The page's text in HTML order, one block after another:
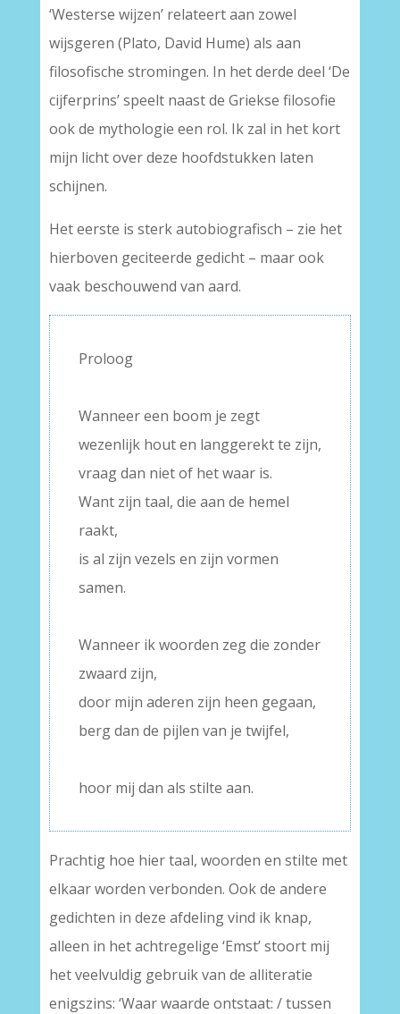
‘Westerse wijzen’ relateert aan zowel
wijsgeren (Plato, David Hume) als aan
filosofische stromingen. In het derde deel ‘De
cijferprins’ speelt naast de Griekse filosofie
ook de mythologie een rol. Ik zal in het kort
mijn licht over deze hoofdstukken laten
schijnen.
Het eerste is sterk autobiografisch – zie het
hierboven geciteerde gedicht – maar ook
vaak beschouwend van aard.
Proloog
Wanneer een boom je zegt
wezenlijk hout en langgerekt te zijn,
vraag dan niet of het waar is.
Want zijn taal, die aan de hemel
raakt,
is al zijn vezels en zijn vormen
samen.
Wanneer ik woorden zeg die zonder
zwaard zijn,
door mijn aderen zijn heen gegaan,
berg dan de pijlen van je twijfel,
hoor mij dan als stilte aan.
Prachtig hoe hier taal, woorden en stilte met
elkaar worden verbonden. Ook de andere
gedichten in deze afdeling vind ik knap,
alleen in het achtregelige ‘Emst’ stoort mij
het veelvuldig gebruik van de alliteratie
enigszins: ‘Waar waarde ontstaat: / tussen